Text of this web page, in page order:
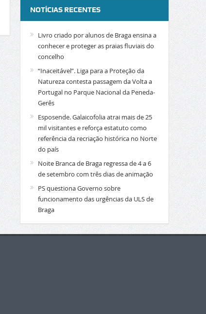
NOTÍCIAS RECENTES
Livro criado por alunos de Braga ensina a
conhecer e proteger as praias fluviais do
concelho
“Inaceitável”. Liga para a Proteção da
Natureza contesta passagem da Volta a
Portugal no Parque Nacional da Peneda-
Gerês
Esposende. Galaicofolia atrai mais de 25
mil visitantes e reforça estatuto como
referência da recriação histórica no Norte
do país
Noite Branca de Braga regressa de 4 a 6
de setembro com três dias de animação
PS questiona Governo sobre
funcionamento das urgências da ULS de
Braga